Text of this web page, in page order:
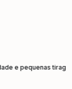
tiragens